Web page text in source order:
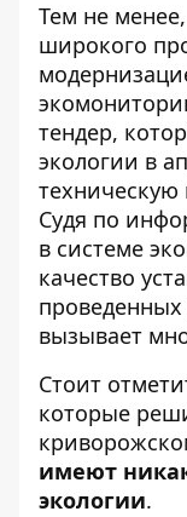
Тем не
широкого
тендер,
экологии в
техническую
Судя по
в системе
качество
проведенных
вызывает
Стоит
которые
имеют
экологии.